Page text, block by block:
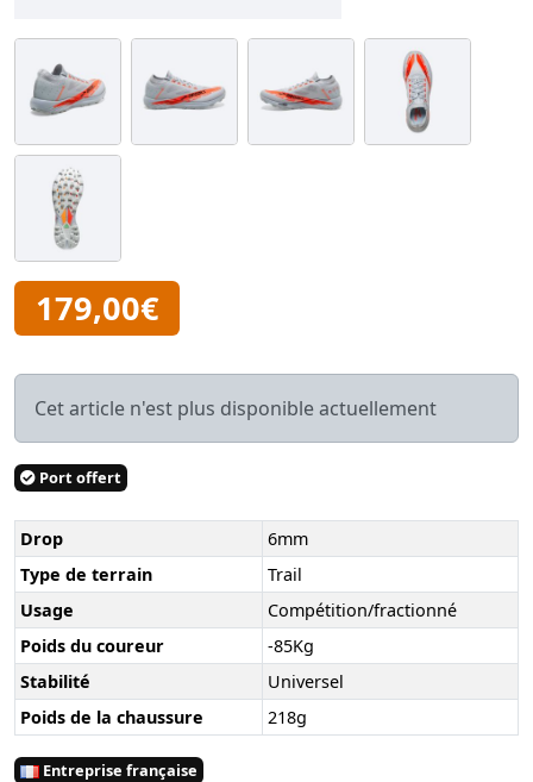
179,00€
Cet article n'est plus disponible actuellement
Port offert
Drop
6mm
Type de terrain
Trail
Usage
Compétition/fractionné
Poids du coureur
-85Kg
Stabilité
Universel
Poids de la chaussure
218g
Entreprise française